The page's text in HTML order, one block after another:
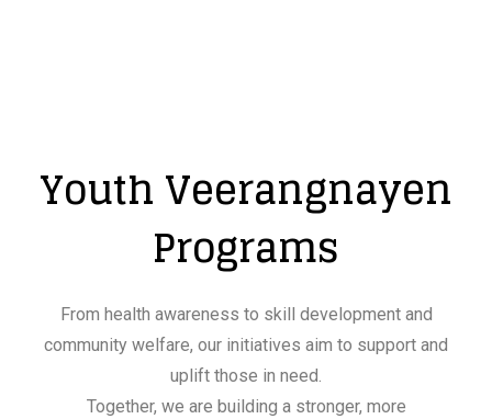
Youth Veerangnayen
Programs
From health awareness to skill development and
community welfare, our initiatives aim to support and
uplift those in need.
Together, we are building a stronger, more